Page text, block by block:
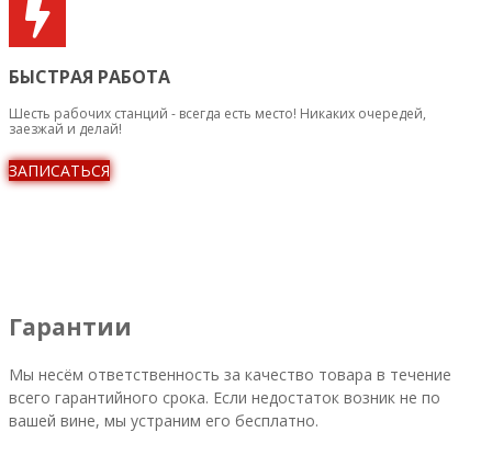
БЫСТРАЯ РАБОТА
Шесть рабочих станций - всегда есть место! Никаких очередей,
заезжай и делай!
ЗАПИСАТЬСЯ
Гарантии
Мы несём ответственность за качество товара в течение
всего гарантийного срока. Если недостаток возник не по
вашей вине, мы устраним его бесплатно.